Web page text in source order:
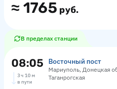
≈ 1765 руб.
В пределах станции
08:05 Восточный пост
Мариуполь, Донецкая
Таганрогская
3 ч 10 м
в пути